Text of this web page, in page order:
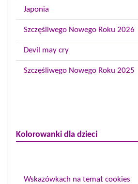
Japonia
Szczęśliwego Nowego Roku 2026
Devil may cry
Szczęśliwego Nowego Roku 2025
Kolorowanki dla dzieci
Wskazówkach na temat cookies